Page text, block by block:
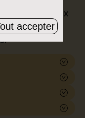
un choix
pour tous les
accepter